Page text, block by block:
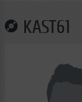
KAST61